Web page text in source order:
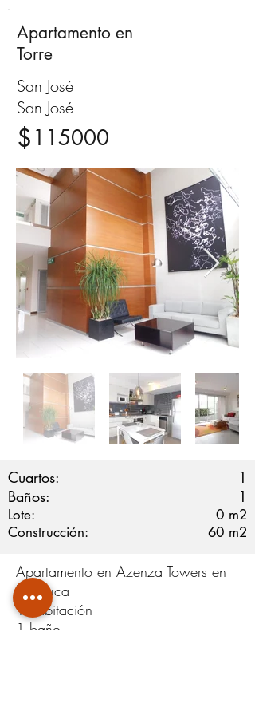
Apartamento en
Torre
San José
San José
$ 115000
Cuartos:
Baños:
Lote:
Construcción:
1
1
0
60
m2
m2
Apartamento en Azenza Towers en
La Uruca
1 habitación
1 baño